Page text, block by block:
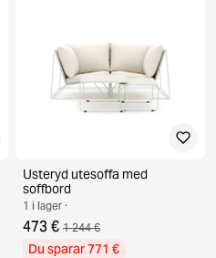
Usteryd utesoffa med
soffbord
1 i lager ·
473 € 1 244 €
Du sparar 771 €